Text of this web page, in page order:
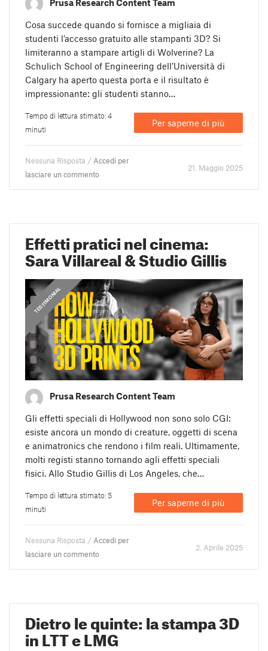
Prusa Research Content Team
Cosa succede quando si fornisce a migliaia di
studenti l’accesso gratuito alle stampanti 3D? Si
limiteranno a stampare artigli di Wolverine? La
Schulich School of Engineering dell’Università di
Calgary ha aperto questa porta e il risultato è
impressionante: gli studenti stanno…
Tempo di lettura stimato: 4
minuti
Per saperne di più
Nessuna Risposta / Accedi per
lasciare un commento
21. Maggio 2025
Effetti pratici nel cinema:
Sara Villareal & Studio Gillis
PRUSA STORIES
,
PRUSA STORIES
TESTIMONIAL
TESTIMONIAL
Prusa Research Content Team
Gli effetti speciali di Hollywood non sono solo CGI:
esiste ancora un mondo di creature, oggetti di scena
e animatronics che rendono i film reali. Ultimamente,
molti registi stanno tornando agli effetti speciali
fisici. Allo Studio Gillis di Los Angeles, che…
Tempo di lettura stimato: 5
minuti
Per saperne di più
Nessuna Risposta /Accedi per
lasciare un commento
2. Aprile 2025
Dietro le quinte: la stampa 3D
in LTT e LMG